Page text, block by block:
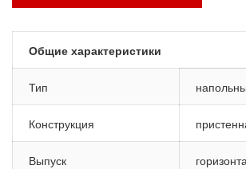
Общие характеристики
Тип
Конструкция
Выпуск